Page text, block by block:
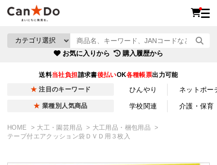
お気に入りから 購入履歴から
送料当社負担請求書後払いOK各種帳票出力可能
注目のキーワード ひんやり ネットポー
業種別人気商品 学校関連 介護・保育
HOME 大工・園芸用品
大工用品・梱包用品
テープ付エアクッション袋ＤＶＤ用３枚入